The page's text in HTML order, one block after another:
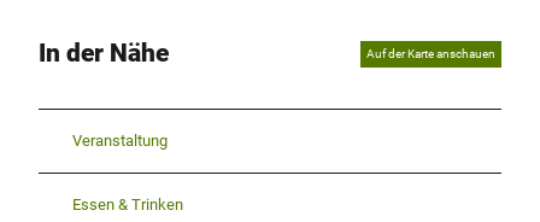
In der Nähe Auf der Karte anschauen
Veranstaltung
Essen & Trinken